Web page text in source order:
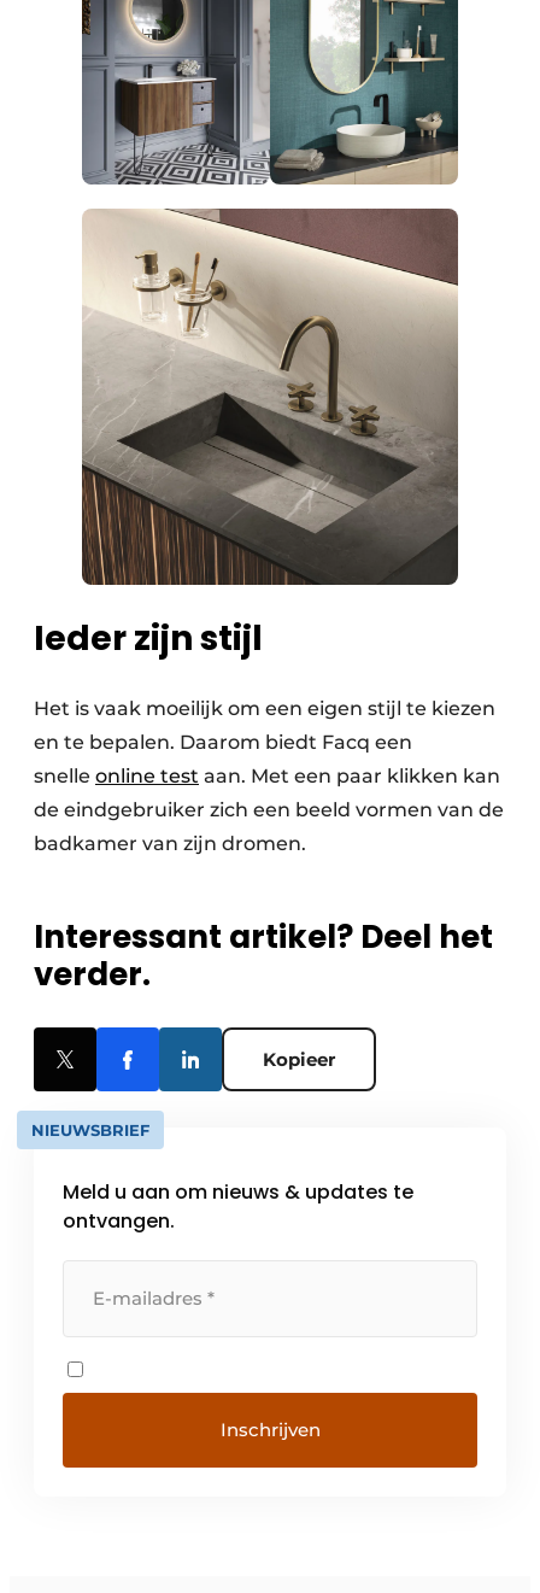
Ieder zijn stijl
Het is vaak moeilijk om een eigen stijl te kiezen
en te bepalen. Daarom biedt Facq een
snelle online test aan. Met een paar klikken kan
de eindgebruiker zich een beeld vormen van de
badkamer van zijn dromen.
Interessant artikel? Deel het
verder.
Kopieer
NIEUWSBRIEF
Meld u aan om nieuws & updates te
ontvangen.